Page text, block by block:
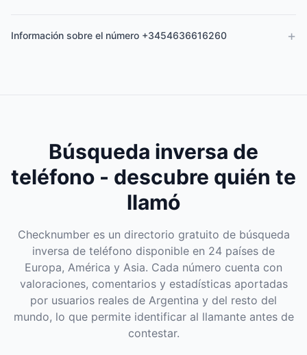
Información sobre el número +3454636616260 +
Búsqueda inversa de
teléfono - descubre quién te
llamó
Checknumber es un directorio gratuito de búsqueda
inversa de teléfono disponible en 24 países de
Europa, América y Asia. Cada número cuenta con
valoraciones, comentarios y estadísticas aportadas
por usuarios reales de Argentina y del resto del
mundo, lo que permite identificar al llamante antes de
contestar.